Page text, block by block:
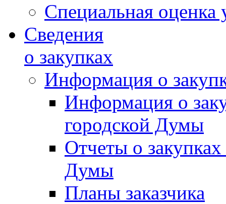
Специальная оценка
Сведения
о закупках
Информация о
Информация о
городской Думы
Отчеты о
Думы
Планы заказчика